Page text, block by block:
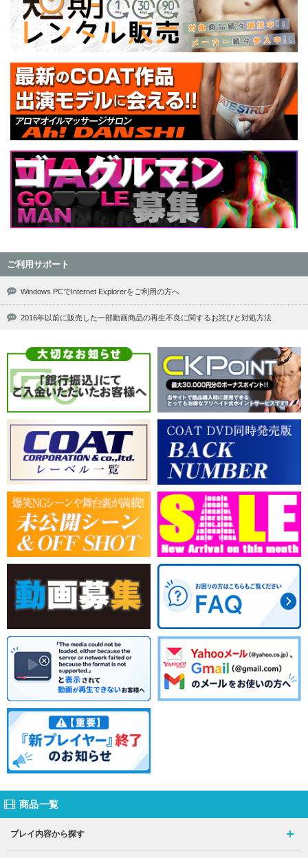
ご利用サポート
Windows PCでInternet Explorerをご利用の方へ
2016年以前に販売した一部動画商品の再生不良に関するお詫びと対処方法
商品一覧
プレイ内容から探す